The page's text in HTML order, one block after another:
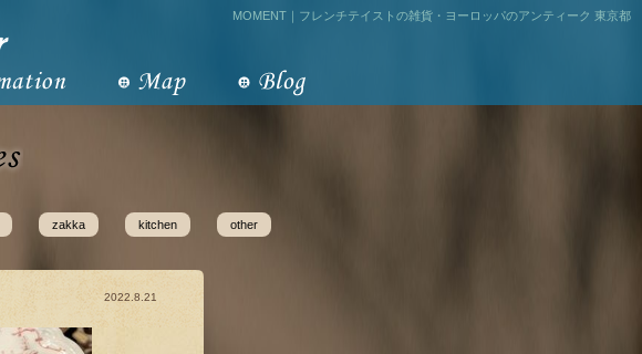
MOMENT｜フレンチテイストの雑貨・ヨーロッパのアンティーク 東京都
zakka kitchen other
2022.8.21